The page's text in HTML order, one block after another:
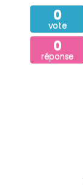
0
vote
0
réponse